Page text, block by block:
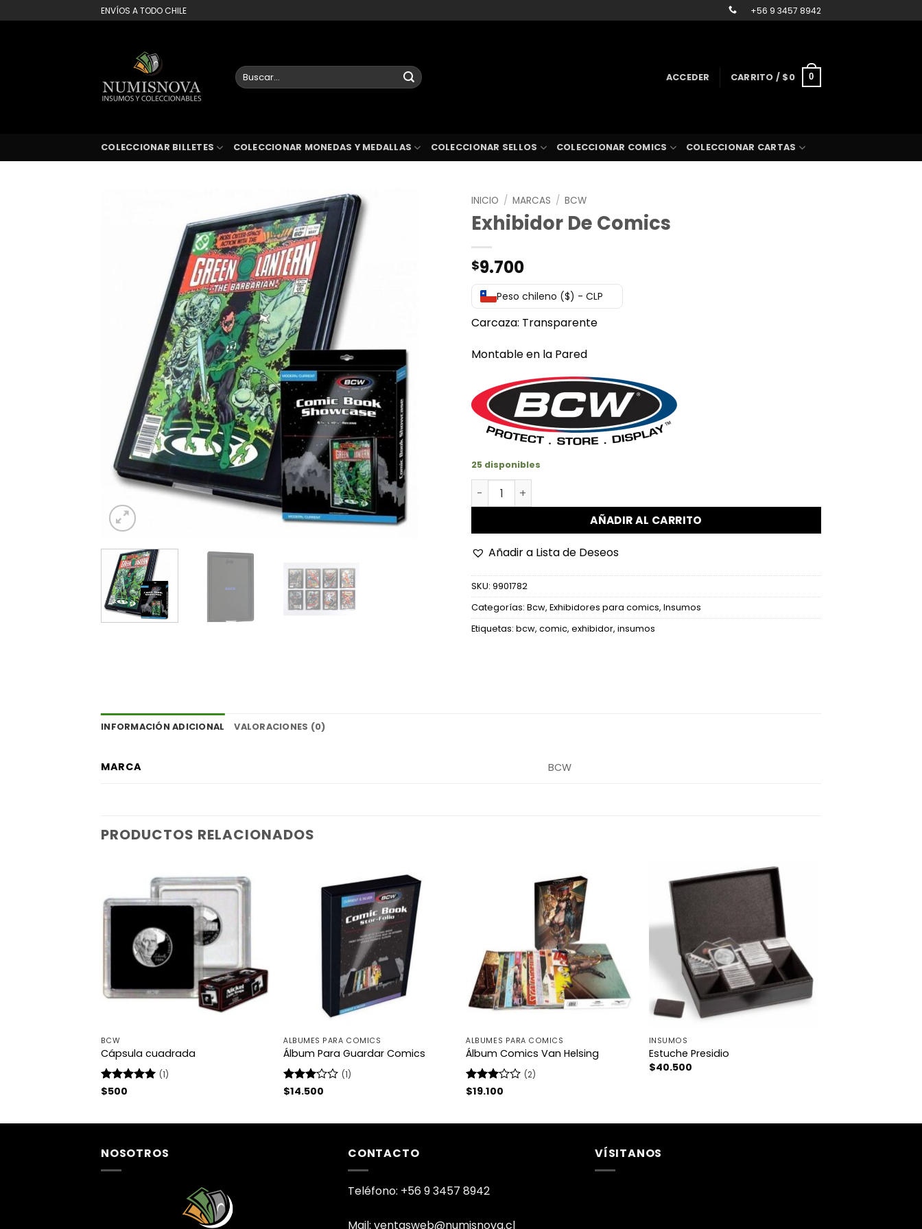
al
ENVÍOS A TODO CHILE +56 9 3457 8942
Buscar
por:
ACCEDER CARRITO / $0 0
COLECCIONAR BILLETES COLECCIONAR MONEDAS Y MEDALLAS COLECCIONAR SELLOS COLECCIONAR COMICS COLECCIONAR CARTAS
INICIO / MARCAS / BCW
Exhibidor De Comics
$9.700
Peso chileno ($) - CLP
Carcaza: Transparente
Montable en la Pared
25 disponibles
Exhibidor De Comics cantidad
AÑADIR AL CARRITO
Añadir a Lista de Deseos
SKU: 9901782
Categorías: Bcw, Exhibidores para comics, Insumos
Etiquetas: bcw, comic, exhibidor, insumos
INFORMACIÓN ADICIONAL VALORACIONES (0)
MARCA BCW
PRODUCTOS RELACIONADOS
BCW
Cápsula cuadrada
Valorado
(1)
$500
ÁLBUMES PARA COMICS
Álbum Para Guardar Comics
Valorado
(1)
$14.500
ÁLBUMES PARA COMICS
Álbum Comics Van Helsing
Valorado
(2)
$19.100
INSUMOS
Estuche Presidio
$40.500
NOSOTROS CONTACTO
Teléfono: +56 9 3457 8942
Mail: ventasweb@numisnova.cl
VÍSITANOS